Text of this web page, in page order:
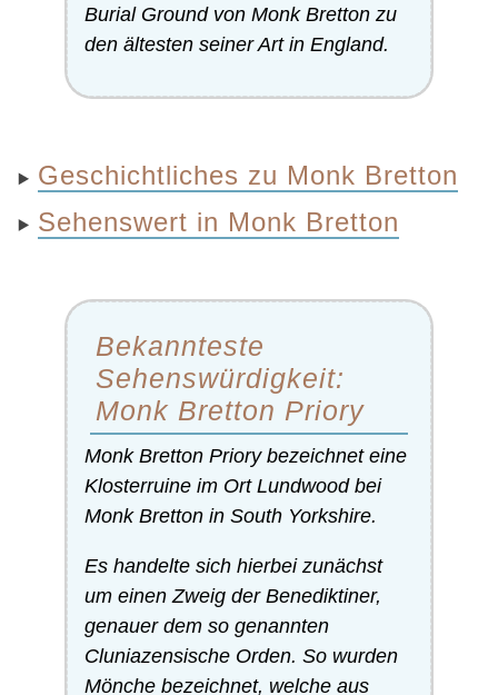
Burial Ground von Monk Bretton zu
den ältesten seiner Art in England.
Geschichtliches zu Monk Bretton
Sehenswert in Monk Bretton
Bekannteste
Sehenswürdigkeit:
Monk Bretton Priory
Monk Bretton Priory bezeichnet eine
Klosterruine im Ort Lundwood bei
Monk Bretton in South Yorkshire.
Es handelte sich hierbei zunächst
um einen Zweig der Benediktiner,
genauer dem so genannten
Cluniazensische Orden. So wurden
Mönche bezeichnet, welche aus